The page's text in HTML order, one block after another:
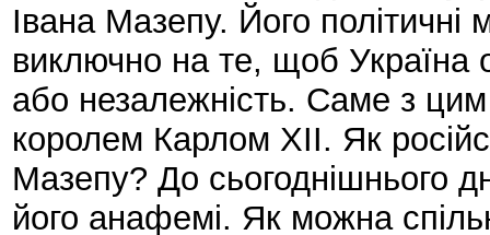
Івана Мазепу. Його
виключно на те, щоб Україна
або незалежність. Саме з
королем Карлом XII. Як
Мазепу? До сьогоднішнього
його анафемі. Як можна